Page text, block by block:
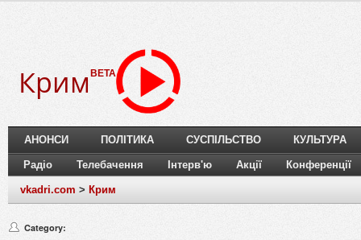
Крим BETA
АНОНСИ ПОЛІТИКА СУСПІЛЬСТВО КУЛЬТУРА
Радіо Телебачення Інтерв'ю Акції Конференції
vkadri.com > Крим
Category: